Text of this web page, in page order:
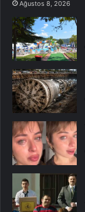
Ağustos 8, 2026